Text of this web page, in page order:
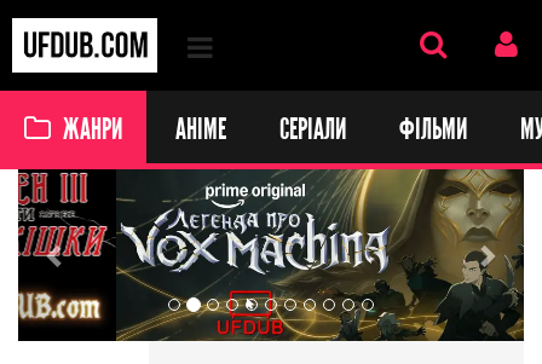
ЖАНРИ АНІМЕ СЕРІАЛИ ФІЛЬМИ
Previous Next